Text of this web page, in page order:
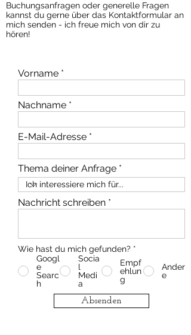
Buchungsanfragen oder generelle Fragen
kannst du gerne über das Kontaktformular an
mich senden - ich freue mich von dir zu
hören!
Vorname
Nachname
E-Mail-Adresse
Thema deiner Anfrage
Nachricht schreiben
Wie hast du mich gefunden? *
Googl
e
Searc
h
Socia
l
Medi
a
Empf
ehlun
g
Ander
e
Absenden